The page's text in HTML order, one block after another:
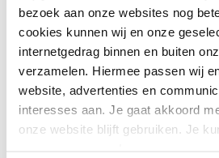
bezoek aan onze websites nog
cookies kunnen wij en onze
internetgedrag binnen en buiten
verzamelen. Hiermee passen wij
website, advertenties en
interesses aan. Je gaat akkoord
onze website blijft gebruiken. Je